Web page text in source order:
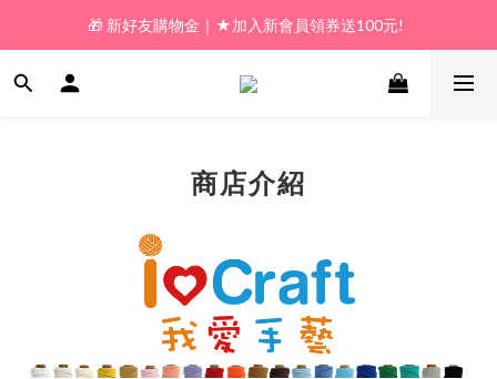
🎁 新好友購物金｜★加入新會員領券送100元!
🎁 新好友購物金｜★加入新會員領券送100元!
🎁 𝗟𝗶𝗻𝗲好友限定｜★新加好友送100元折價券!
商店介紹